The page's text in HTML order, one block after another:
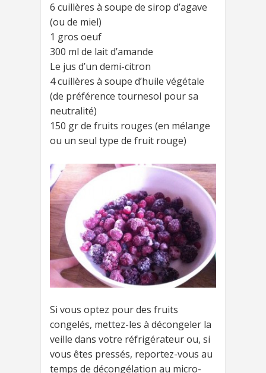
6 cuillères à soupe de sirop d’agave
(ou de miel)
1 gros oeuf
300 ml de lait d’amande
Le jus d’un demi-citron
4 cuillères à soupe d’huile végétale
(de préférence tournesol pour sa
neutralité)
150 gr de fruits rouges (en mélange
ou un seul type de fruit rouge)
Si vous optez pour des fruits
congelés, mettez-les à décongeler la
veille dans votre réfrigérateur ou, si
vous êtes pressés, reportez-vous au
temps de décongélation au micro-